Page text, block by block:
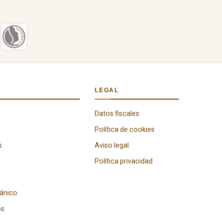
LEGAL
Datos fiscales
Política de cookies
Aviso legal
Política privacidad